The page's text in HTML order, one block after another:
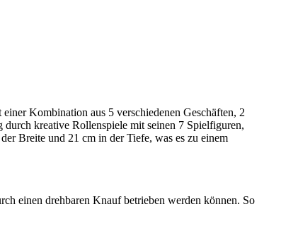
Kombination aus 5 verschiedenen Geschäften, 2
kreative Rollenspiele mit seinen 7 Spielfiguren,
Breite und 21 cm in der Tiefe, was es zu einem
einen drehbaren Knauf betrieben werden können. So